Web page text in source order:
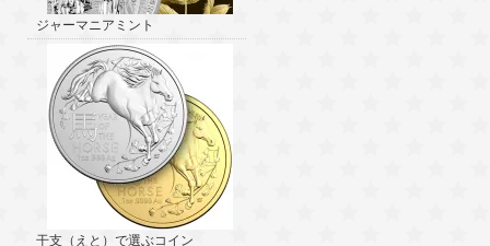
ジャーマニアミント
干支（えと）で選ぶコイン